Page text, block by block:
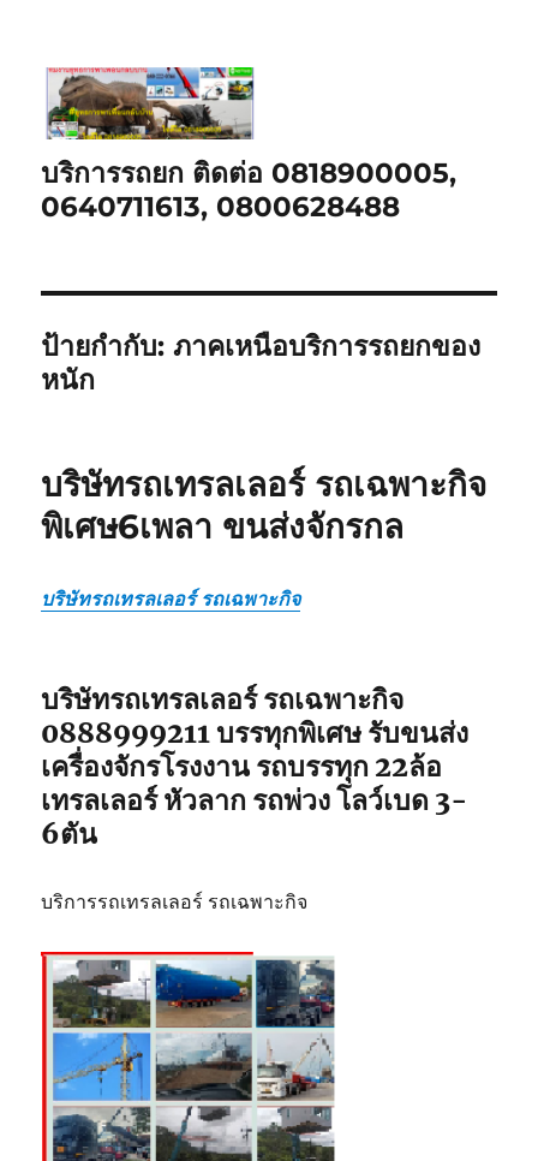
บริการรถยก ติดต่อ 0818900005,
0640711613, 0800628488
ป้ายกำกับ:ภาคเหนือบริการรถยกของ
หนัก
บริษัทรถเทรลเลอร์ รถเฉพาะกิจ
พิเศษ6เพลา ขนส่งจักรกล
บริษัทรถเทรลเลอร์ รถเฉพาะกิจ
บริษัทรถเทรลเลอร์ รถเฉพาะกิจ
0888999211 บรรทุกพิเศษ รับขนส่ง
เครื่องจักรโรงงาน รถบรรทุก 22ล้อ
เทรลเลอร์ หัวลาก รถพ่วง โลว์เบด 3-
6ตัน
บริการรถเทรลเลอร์ รถเฉพาะกิจ